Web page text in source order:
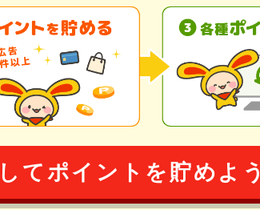
てポイントを貯めよう